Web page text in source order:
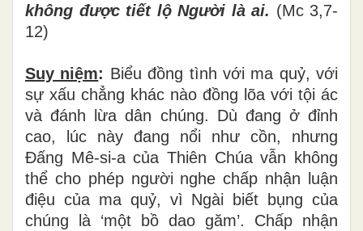
không được tiết lộNgười làai. (Mc 3,7-
12)
Suy niệm: Biểuđồng tình với ma quỷ, với
sự xấu chẳng khác nào đồng lõa với tội ác
và đánh lừa dân chúng. Dù đang ở đỉnh
cao, lúc này đang nổi như cồn, nhưng
Đấng Mê-si-a của Thiên Chúa vẫn không
thể cho phép người nghe chấp nhận luận
điệu của ma quỷ, vì Ngài biết bụng của
chúng là ‘một bồ dao găm’. Chấp nhận